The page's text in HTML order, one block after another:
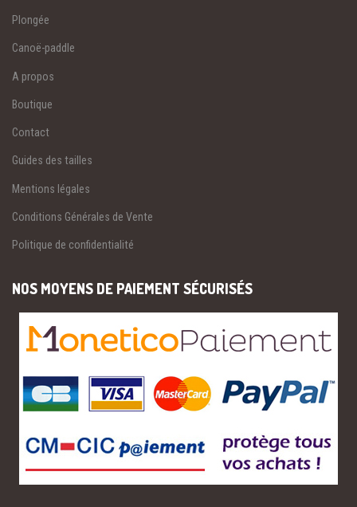
Plongée
Canoë-paddle
A propos
Boutique
Contact
Guides des tailles
Mentions légales
Conditions Générales de Vente
Politique de confidentialité
NOS MOYENS DE PAIEMENT SÉCURISÉS